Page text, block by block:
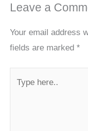
Leave a
Your email address
fields are marked *